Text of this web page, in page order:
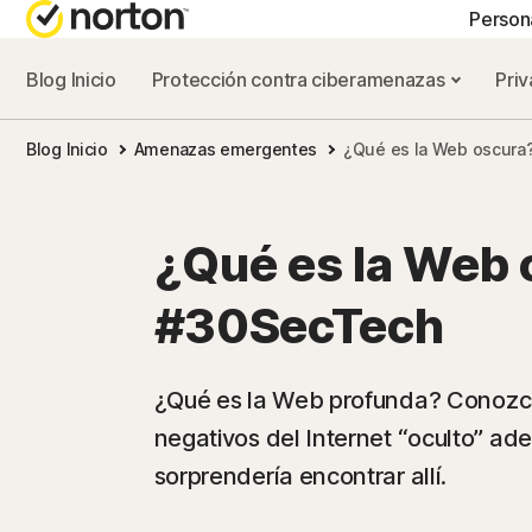
Blog Inicio Protección contra ciberamenazas
Blog Inicio Amenazas emergentes ¿Qué es la Web
¿Qué es la Web
#30SecTech
¿Qué es la Web profunda?
negativos del Internet “oculto”
sorprendería encontrar allí.